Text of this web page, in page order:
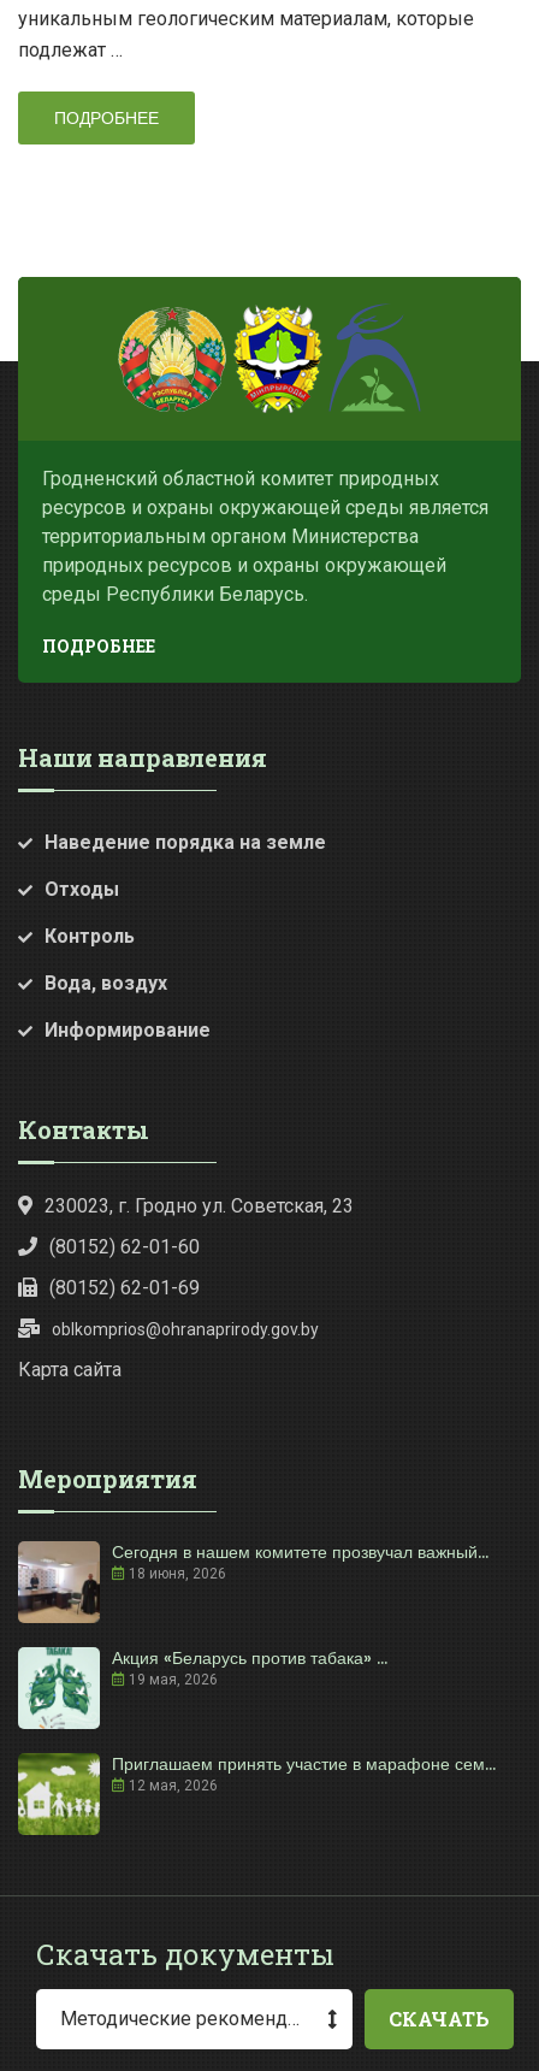
уникальным геологическим материалам, которые
подлежат …
ПОДРОБНЕЕ
Гродненский областной комитет природных
ресурсов и охраны окружающей среды является
территориальным органом Министерства
природных ресурсов и охраны окружающей
среды Республики Беларусь.
ПОДРОБНЕЕ
Наши направления
Наведение порядка на земле
Отходы
Контроль
Вода, воздух
Информирование
Контакты
230023, г. Гродно ул. Советская, 23
(80152) 62-01-60
(80152) 62-01-69
oblkomprios@ohranaprirody.gov.by
Карта сайта
Мероприятия
Сегодня в нашем комитете прозвучал важный...
18 июня, 2026
Акция «Беларусь против табака» ...
19 мая, 2026
Приглашаем принять участие в марафоне сем...
12 мая, 2026
Скачать документы
Методические рекомендации по заполнению заявления о выдаче разрешения на специальное водопользование СКАЧАТЬ